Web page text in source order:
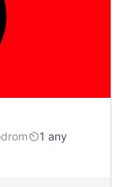
1 any